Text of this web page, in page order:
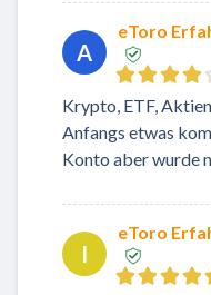
A
eToro
Krypto, ETF,
Anfangs etwas
Konto aber wurde
I
eToro